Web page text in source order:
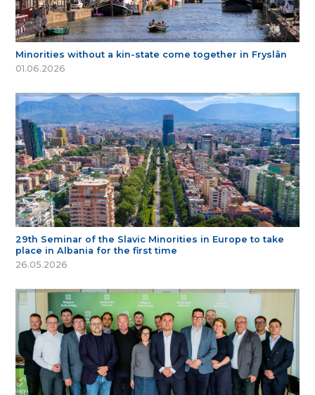
Minorities without a kin-state come together in Fryslân
01.06.2026
29th Seminar of the Slavic Minorities in Europe to take
place in Albania for the first time
26.05.2026